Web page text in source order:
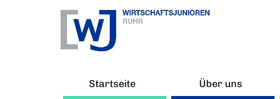
Startseite Über uns